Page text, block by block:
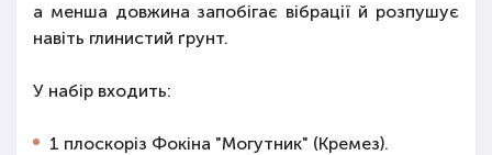
а менша довжина запобігає вібрації й розпушує
навіть глинистий ґрунт.
У набір входить:
1 плоскоріз Фокіна "Могутник" (Кремез).